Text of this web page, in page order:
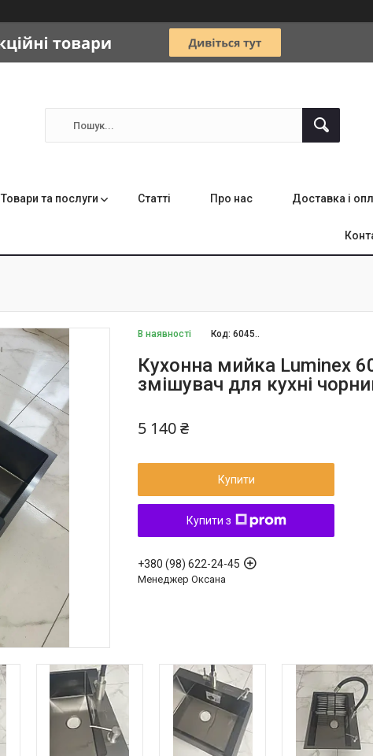
Товари та послуги Статті Про нас Доставка і
В наявності Код:6045..
Кухонна мийка Luminex
змішувач для кухні
5 140 ₴
Купити
Купити з
+380 (98) 622-24-45
Менеджер Оксана